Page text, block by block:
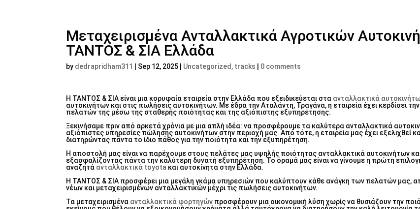
Μεταχειρισμένα Ανταλλακτικά Αγροτικών
ΤΑΝΤΟΣ & ΣΙΑ Ελλάδα
by dedrapridham311 Sep 12, 2025 Uncategorized, tracks 0 comments
Η ΤΑΝΤΟΣ & ΣΙΑ είναι μια κορυφαία εταιρεία στην Ελλάδα που εξειδικεύεται στα ανταλλακτικά
αυτοκινήτων και στις πωλήσεις αυτοκινήτων. Με έδρα την Αταλάντη, Τραγάνα, η εταιρεία έχει κερδίσει
πελατών της μέσω της σταθερής ποιότητας και της αξιόπιστης εξυπηρέτησης.
Ξεκινήσαμε πριν από αρκετά χρόνια με μια απλή ιδέα: να προσφέρουμε τα καλύτερα ανταλλακτικά
αξιόπιστες υπηρεσίες πώλησης αυτοκινήτων στην περιοχή μας. Από τότε, η εταιρεία μας έχει εξελιχθεί
διατηρώντας πάντα το ίδιο πάθος για την ποιότητα και την εξυπηρέτηση.
Η αποστολή μας είναι να παρέχουμε στους πελάτες μας υψηλής ποιότητας ανταλλακτικά αυτοκινήτων
εξασφαλίζοντας πάντα την καλύτερη δυνατή εξυπηρέτηση. Το όραμά μας είναι να γίνουμε η πρώτη
αναζητά ανταλλακτικά toyota και αυτοκίνητα στην Ελλάδα.
Η ΤΑΝΤΟΣ & ΣΙΑ προσφέρει μια μεγάλη γκάμα υπηρεσιών που καλύπτουν κάθε ανάγκη των πελατών μας,
νέων και μεταχειρισμένων ανταλλακτικών μέχρι τις πωλήσεις αυτοκινήτων.
Τα μεταχειρισμένα ανταλλακτικά φορτηγών προσφέρουν μια οικονομική λύση χωρίς να θυσιάζουν την